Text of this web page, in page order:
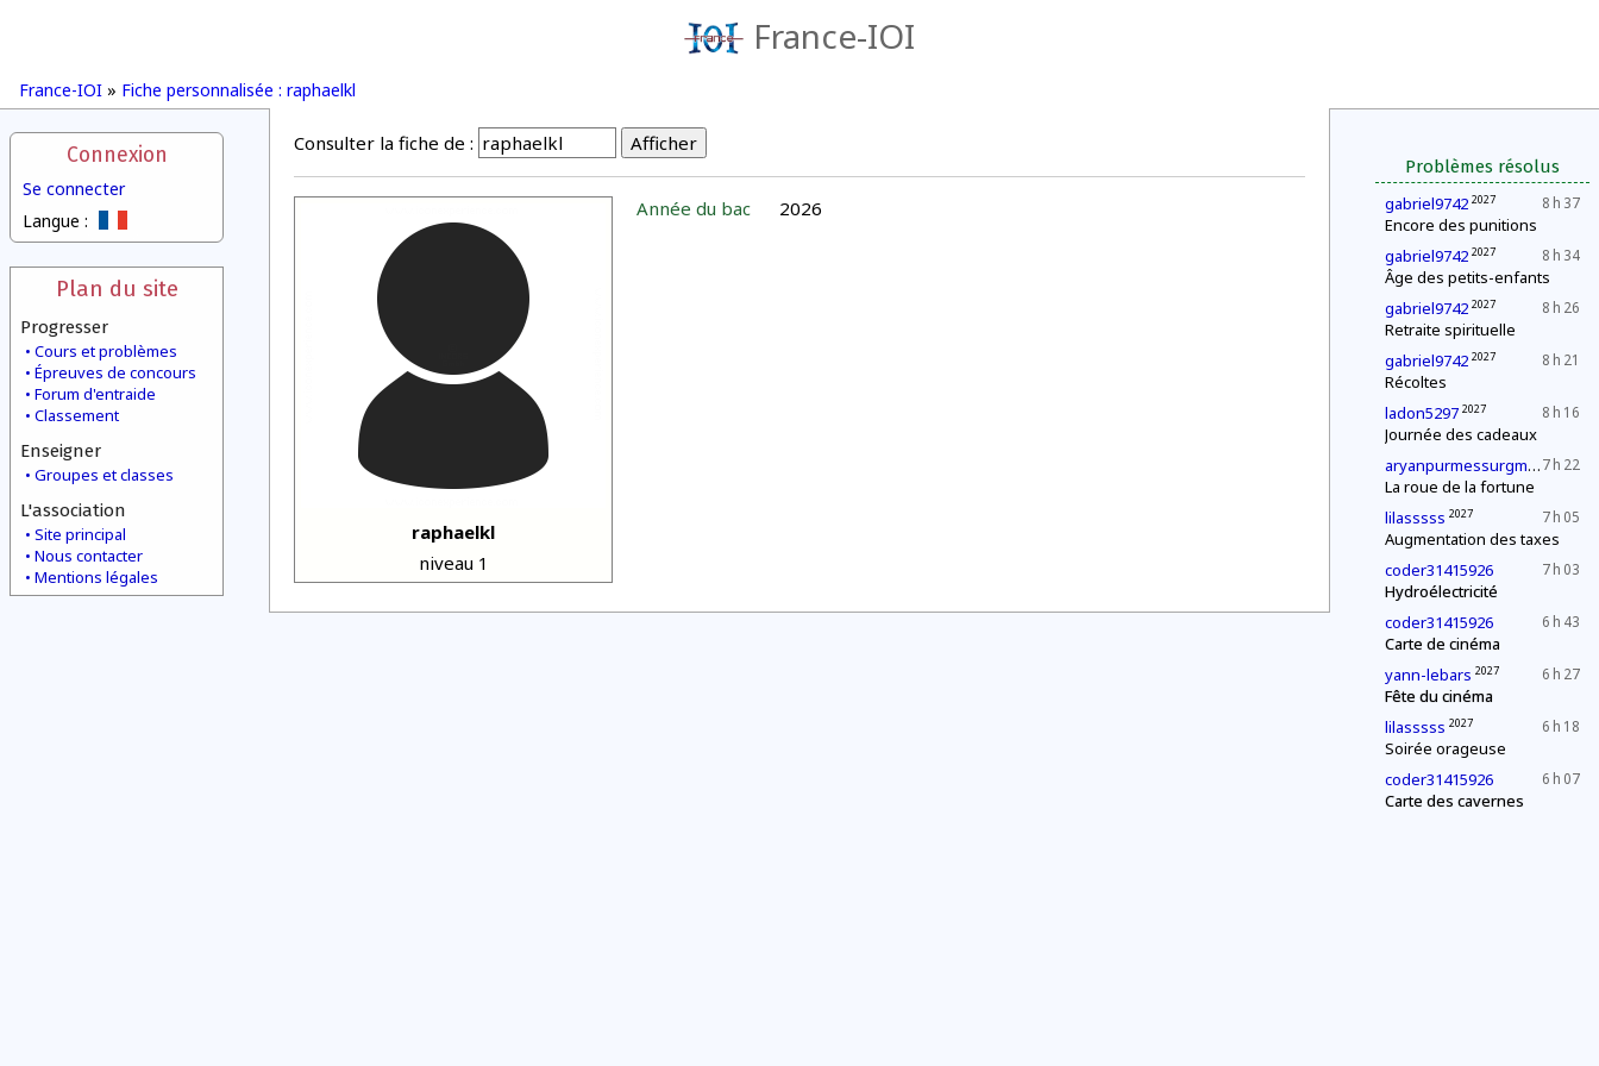
France-IOI
France-IOI » Fiche personnalisée : raphaelkl
Connexion
Se connecter
Langue :
Plan du site
Progresser
Cours et problèmes
Épreuves de concours
Forum d'entraide
Classement
Enseigner
Groupes et classes
L'association
Site principal
Nous contacter
Mentions légales
Problèmes résolus
8 h 37
gabriel9742 2027
Encore des punitions
8 h 34
gabriel9742 2027
Âge des petits-enfants
8 h 26
gabriel9742 2027
Retraite spirituelle
8 h 21
gabriel9742 2027
Récoltes
8 h 16
ladon5297 2027
Journée des cadeaux
7 h 22
aryanpurmessurgmailcom 2027
La roue de la fortune
7 h 05
lilasssss 2027
Augmentation des taxes
7 h 03
coder31415926
Hydroélectricité
6 h 43
coder31415926
Carte de cinéma
6 h 27
yann-lebars 2027
Fête du cinéma
6 h 18
lilasssss 2027
Soirée orageuse
6 h 07
coder31415926
Carte des cavernes
Consulter la fiche de :
raphaelkl
niveau 1
Année du bac 2026